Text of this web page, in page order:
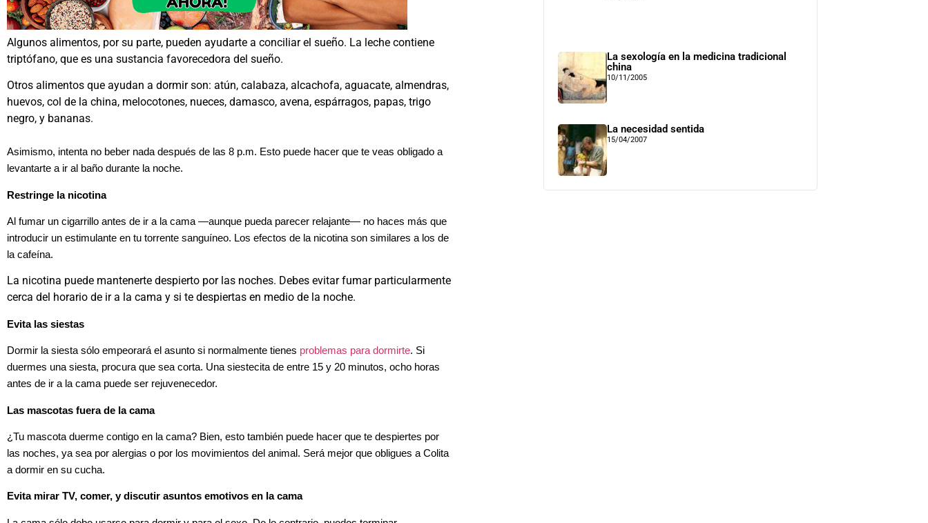
Algunos alimentos, por su parte, pueden ayudarte a conciliar el sueño. La leche contiene
triptófano, que es una sustancia favorecedora del sueño.
Otros alimentos que ayudan a dormir son: atún, calabaza, alcachofa, aguacate, almendras,
huevos, col de la china, melocotones, nueces, damasco, avena, espárragos, papas, trigo
negro, y bananas.
Asimismo, intenta no beber nada después de las 8 p.m. Esto puede hacer que te veas obligado a
levantarte a ir al baño durante la noche.
Restringe la nicotina
Al fumar un cigarrillo antes de ir a la cama —aunque pueda parecer relajante— no haces más que
introducir un estimulante en tu torrente sanguíneo. Los efectos de la nicotina son similares a los de
la cafeína.
La nicotina puede mantenerte despierto por las noches. Debes evitar fumar particularmente
cerca del horario de ir a la cama y si te despiertas en medio de la noche.
Evita las siestas
Dormir la siesta sólo empeorará el asunto si normalmente tienes problemas para dormirte. Si
duermes una siesta, procura que sea corta. Una siestecita de entre 15 y 20 minutos, ocho horas
antes de ir a la cama puede ser rejuvenecedor.
Las mascotas fuera de la cama
¿Tu mascota duerme contigo en la cama? Bien, esto también puede hacer que te despiertes por
las noches, ya sea por alergias o por los movimientos del animal. Será mejor que obligues a Colita
a dormir en su cucha.
Evita mirar TV, comer, y discutir asuntos emotivos en la cama
La sexología en la medicina tradicional
china
10/11/2005
La necesidad sentida
15/04/2007